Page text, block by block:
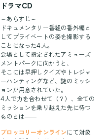
ドラマCD
～あらすじ～
ドキュメンタリー番組の番外編と
してプライベートの姿を撮影する
ことになった4人。
会場として指定されたアミューズ
メントパークに向かうと、
そこには早押しクイズやトレジャ
ーハンティングなど、謎のミッシ
ョンが用意されていた。
4人で力を合わせて（？）、全ての
ミッションを乗り越えた先に待つ
ものとは――
ブロッコリーオンライン にて対象